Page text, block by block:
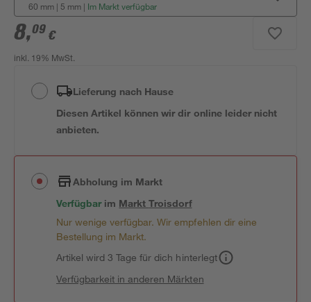
60 mm | 5 mm | Im Markt verfügbar
8,09 €
inkl. 19% MwSt.
Lieferung nach Hause
Diesen Artikel können wir dir online leider nicht
anbieten.
Abholung im Markt
Verfügbar im MarktTroisdorf
Nur wenige verfügbar. Wir empfehlen dir eine
Bestellung im Markt.
Artikel wird 3 Tage für dich hinterlegt
Verfügbarkeit in anderen Märkten